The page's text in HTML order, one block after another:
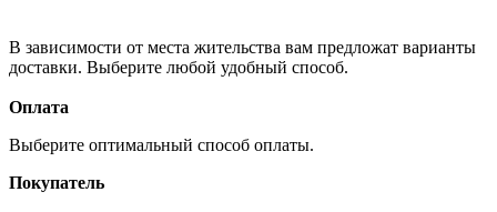
В зависимости от места жительства вам предложат варианты
доставки. Выберите любой удобный способ.
Оплата
Выберите оптимальный способ оплаты.
Покупатель